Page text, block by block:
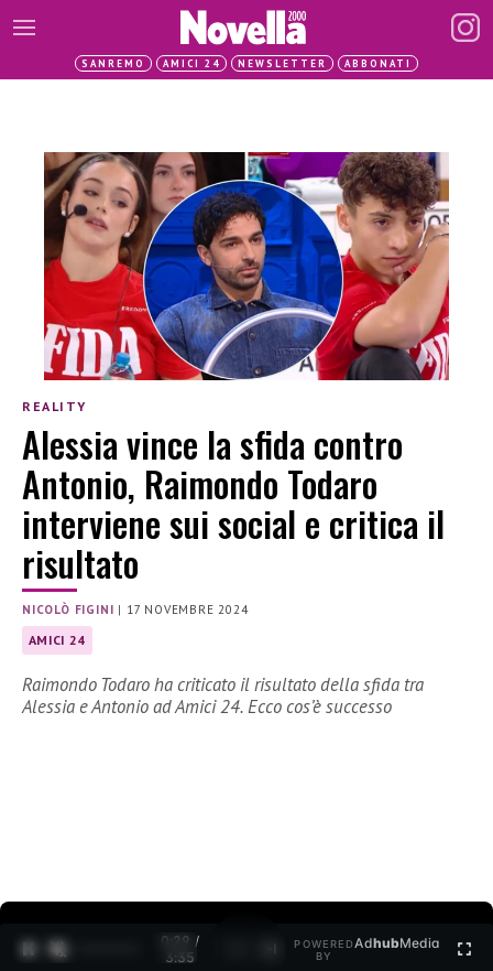
SANREMO AMICI 24 NEWSLETTER ABBONATI
REALITY
Alessia vince la sfida contro
Antonio, Raimondo Todaro
interviene sui social e critica il
risultato
NICOLÒ FIGINI | 17 NOVEMBRE 2024
AMICI 24
Raimondo Todaro ha criticato il risultato della sfida tra
Alessia e Antonio ad Amici 24. Ecco cos’è successo
0:30 /
3:35
POWERED
BY
AdhubMedia